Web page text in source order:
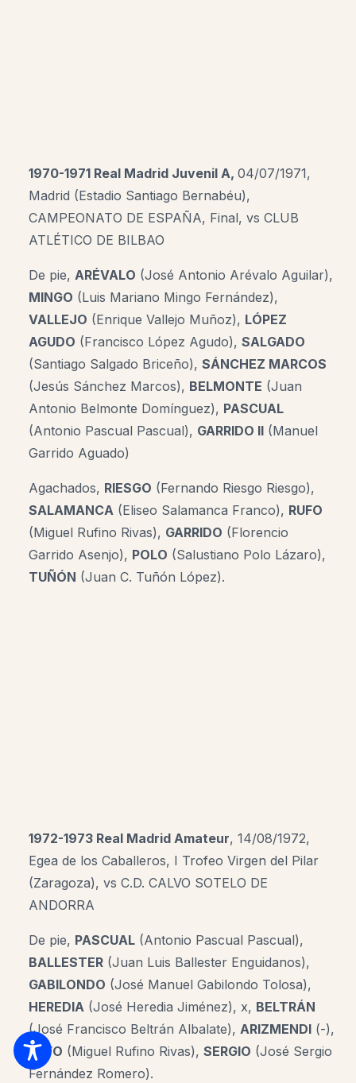
1970-1971 Real Madrid Juvenil A, 04/07/1971,
Madrid (Estadio Santiago Bernabéu),
CAMPEONATO DE ESPAÑA, Final, vs CLUB
ATLÉTICO DE BILBAO
De pie, ARÉVALO (José Antonio Arévalo Aguilar),
MINGO (Luis Mariano Mingo Fernández),
VALLEJO (Enrique Vallejo Muñoz), LÓPEZ
AGUDO (Francisco López Agudo), SALGADO
(Santiago Salgado Briceño), SÁNCHEZ MARCOS
(Jesús Sánchez Marcos), BELMONTE (Juan
Antonio Belmonte Domínguez), PASCUAL
(Antonio Pascual Pascual), GARRIDO II (Manuel
Garrido Aguado)
Agachados, RIESGO (Fernando Riesgo Riesgo),
SALAMANCA (Eliseo Salamanca Franco), RUFO
(Miguel Rufino Rivas), GARRIDO (Florencio
Garrido Asenjo), POLO (Salustiano Polo Lázaro),
TUÑÓN (Juan C. Tuñón López).
1972-1973 Real Madrid Amateur, 14/08/1972,
Egea de los Caballeros, I Trofeo Virgen del Pilar
(Zaragoza), vs C.D. CALVO SOTELO DE
ANDORRA
De pie, PASCUAL (Antonio Pascual Pascual),
BALLESTER (Juan Luis Ballester Enguidanos),
GABILONDO (José Manuel Gabilondo Tolosa),
HEREDIA (José Heredia Jiménez), x, BELTRÁN
(José Francisco Beltrán Albalate), ARIZMENDI (-),
RUFO (Miguel Rufino Rivas), SERGIO (José Sergio
Fernández Romero).